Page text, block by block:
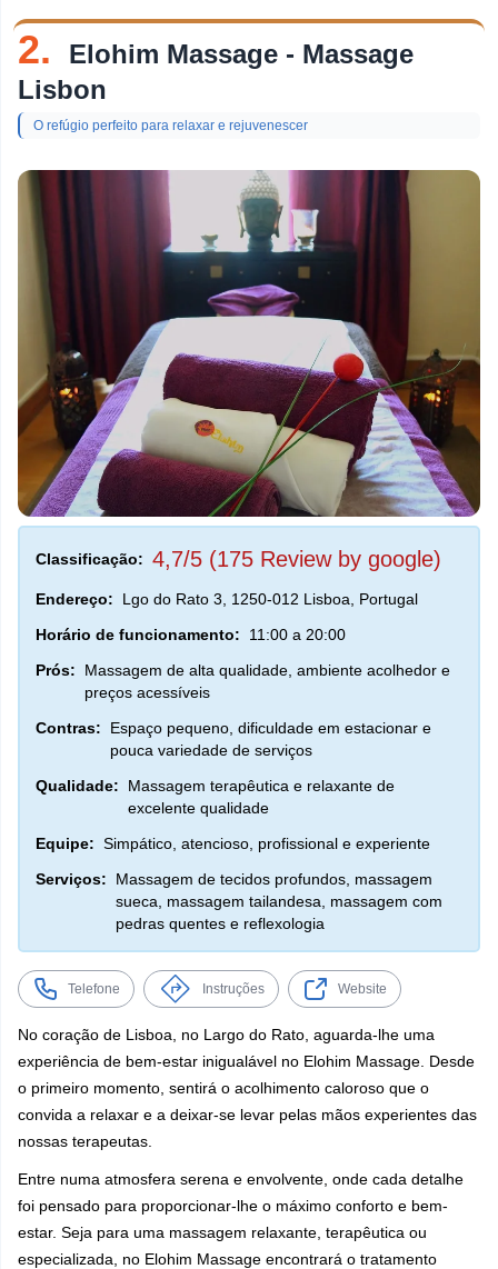
2.
Elohim Massage - Massage
Lisbon
O refúgio perfeito para relaxar e rejuvenescer
Classificação: 4,7/5 (175 Review by google)
Endereço:
Lgo do Rato 3, 1250-012 Lisboa, Portugal
Horário de funcionamento:
11:00 a 20:00
Prós:
Massagem de alta qualidade, ambiente acolhedor e
preços acessíveis
Contras:
Espaço pequeno, dificuldade em estacionar e
pouca variedade de serviços
Qualidade:
Massagem terapêutica e relaxante de
excelente qualidade
Equipe: Simpático, atencioso, profissional e experiente
Serviços:
Massagem de tecidos profundos, massagem
sueca, massagem tailandesa, massagem com
pedras quentes e reflexologia
Telefone Instruções Website
No coração de Lisboa, no Largo do Rato, aguarda-lhe uma
experiência de bem-estar inigualável no Elohim Massage. Desde
o primeiro momento, sentirá o acolhimento caloroso que o
convida a relaxar e a deixar-se levar pelas mãos experientes das
nossas terapeutas.
Entre numa atmosfera serena e envolvente, onde cada detalhe
foi pensado para proporcionar-lhe o máximo conforto e bem-
estar. Seja para uma massagem relaxante, terapêutica ou
especializada, no Elohim Massage encontrará o tratamento